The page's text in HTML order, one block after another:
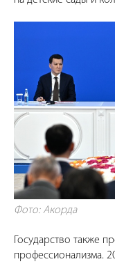
Фото: Акорда
Государство также
профессионализма.